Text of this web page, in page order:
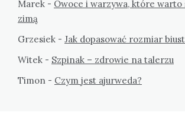
Marek - Owoce i warzywa, które warto
zimą
Grzesiek - Jak dopasować rozmiar
Witek - Szpinak – zdrowie na talerzu
Timon - Czym jest ajurweda?